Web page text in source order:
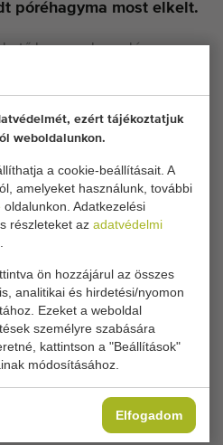
ezért tájékoztatjuk
weboldalunkon.
a cookie-beállításait. A
amelyeket használunk, további
oldalunkon. Adatkezelési
részleteket az adatvédelmi
ön hozzájárul az összes
analitikai és hirdetési/nyomon
Ezeket a weboldal
személyre szabására
kattintson a "Beállítások"
módosításához.
Elfogadom
póréhagyma most elkelt.
lesz egy hasonló
gépek? Itt töltse ki adatait.
blokkolják ezt a részt.
MÓDOSÍTÁSA
gépek,Zöldségmosó gépek